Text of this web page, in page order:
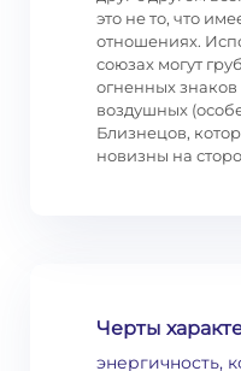
это не то, что
отношениях.
союзах могут
огненных знаков
воздушных
Близнецов,
новизны на
Черты
энергичность,